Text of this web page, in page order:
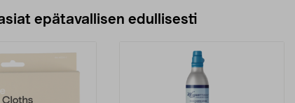
epätavallisen edullisesti